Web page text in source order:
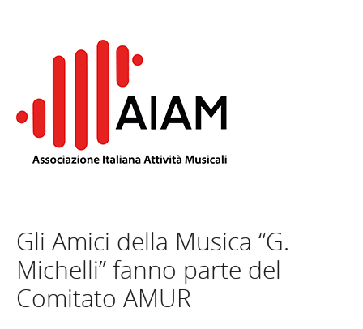
Gli Amici della Musica “G.
Michelli” fanno parte del
Comitato AMUR